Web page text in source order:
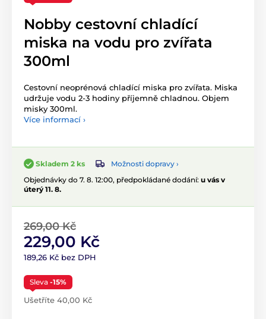
Nobby cestovní chladící
miska na vodu pro zvířata
300ml
Cestovní neoprénová chladící miska pro zvířata. Miska
udržuje vodu 2-3 hodiny příjemně chladnou. Objem
misky 300ml.
Více informací ›
Skladem 2 ks
Možnosti dopravy ›
Objednávky do 7. 8. 12:00, předpokládané dodání: u vás v
úterý 11. 8.
269,00 Kč
229,00 Kč
189,26 Kč bez DPH
Sleva -15%
Ušetříte 40,00 Kč